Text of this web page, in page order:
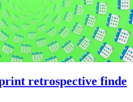
retrospective finde